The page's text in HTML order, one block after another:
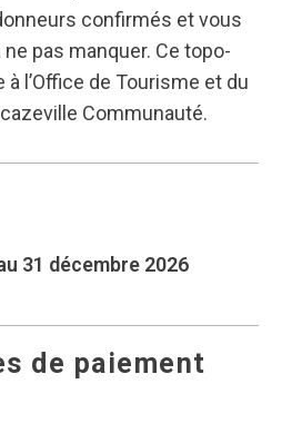
confirmés et vous
pas manquer. Ce topo-
l’Office de Tourisme et du
Communauté.
31 décembre 2026
de paiement